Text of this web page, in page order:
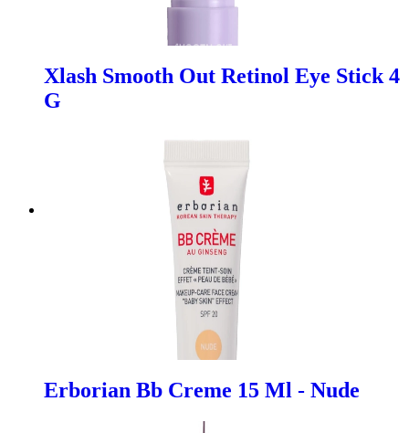
Xlash Smooth Out Retinol Eye Stick 4
G
Erborian Bb Creme 15 Ml - Nude